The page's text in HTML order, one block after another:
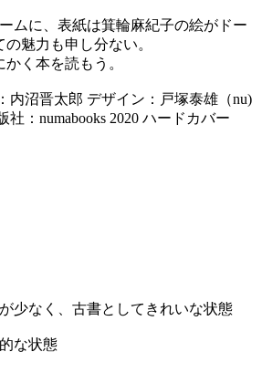
ムに、表紙は箕輪麻紀子の絵がドー
魅力も申し分ない。
く本を読もう。
内沼晋太郎 デザイン：戸塚泰雄（nu)
：numabooks 2020 ハードカバー
少なく、古書としてきれいな状態
な状態